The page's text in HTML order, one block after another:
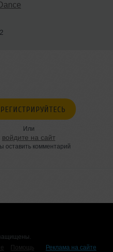
Или
войдите на сайт
оставить комментарий
Помощь
Реклама на сайте